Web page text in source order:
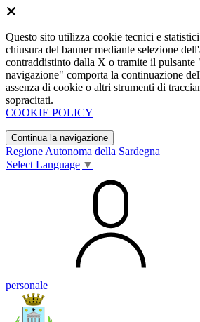
Questo sito utilizza cookie tecnici e
chiusura del banner mediante selezione
contraddistinto dalla X o tramite il pulsante
navigazione" comporta la continuazione
assenza di cookie o altri strumenti di
sopracitati.
COOKIE POLICY
Continua la navigazione
Regione Autonoma della Sardegna
Select Language ▼
personale